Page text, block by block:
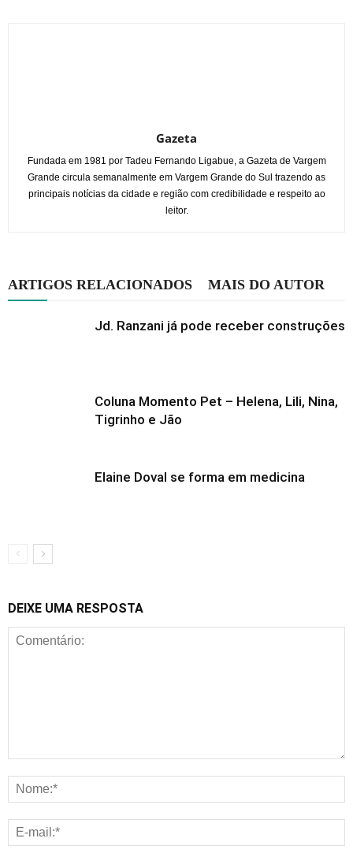
Gazeta
Fundada em 1981 por Tadeu Fernando Ligabue, a Gazeta de Vargem
Grande circula semanalmente em Vargem Grande do Sul trazendo as
principais notícias da cidade e região com credibilidade e respeito ao
leitor.
ARTIGOS RELACIONADOS MAIS DO AUTOR
Jd. Ranzani já pode receber construções
Coluna Momento Pet – Helena, Lili, Nina,
Tigrinho e Jão
Elaine Doval se forma em medicina
DEIXE UMA RESPOSTA